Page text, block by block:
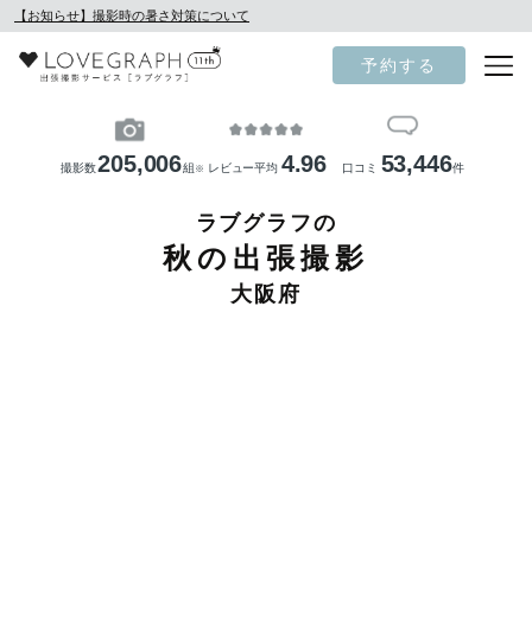
【お知らせ】撮影時の暑さ対策について
予約する
撮影数205,006組 ※ レビュー平均 4.96 口コミ 53,446件
ラブグラフの
秋の出張撮影
大阪府